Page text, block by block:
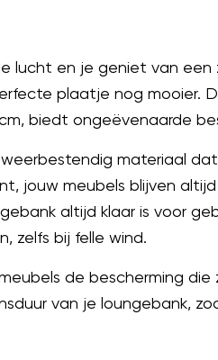
lucht en je geniet van een
plaatje nog mooier.
biedt ongeëvenaarde
materiaal
jouw meubels blijven
altijd klaar is voor
zelfs bij felle wind.
de bescherming die
van je loungebank,